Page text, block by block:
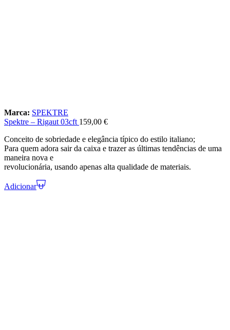
Marca: SPEKTRE
Spektre – Rigaut 03cft 159,00 €
Conceito de sobriedade e elegância típico do estilo italiano;
Para quem adora sair da caixa e trazer as últimas tendências de uma
maneira nova e
revolucionária, usando apenas alta qualidade de materiais.
Adicionar